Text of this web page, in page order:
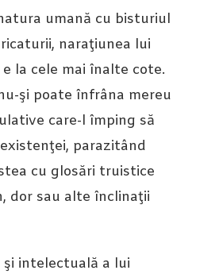
umană cu bisturiul
naraţiunea lui
la cele mai înalte cote.
şi poate înfrâna mereu
care-l împing să
parazitând
cu glosări truistice
dor sau alte înclinaţii
şi intelectuală a lui